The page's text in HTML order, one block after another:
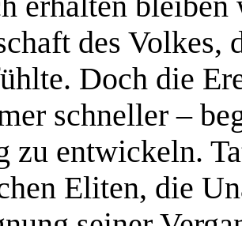
des Volkes,
Doch die
schneller –
zu entwickeln.
Eliten, die